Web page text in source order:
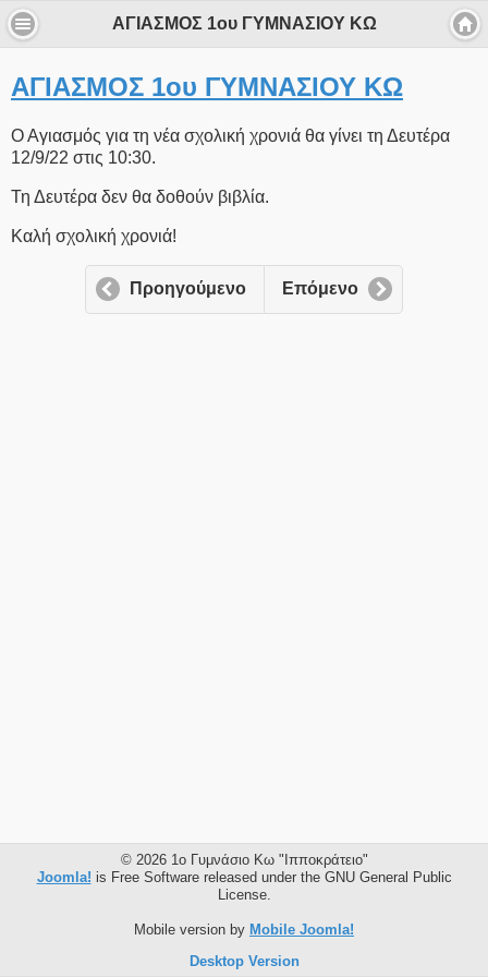
ΑΓΙΑΣΜΟΣ 1ου ΓΥΜΝΑΣΙΟΥ ΚΩ
ΑΓΙΑΣΜΟΣ 1ου ΓΥΜΝΑΣΙΟΥ ΚΩ
Ο Αγιασμός για τη νέα σχολική χρονιά θα γίνει τη Δευτέρα
12/9/22 στις 10:30.
Τη Δευτέρα δεν θα δοθούν βιβλία.
Καλή σχολική χρονιά!
Προηγούμενο Επόμενο
© 2026 1ο Γυμνάσιο Κω "Ιπποκράτειο"
Joomla! is Free Software released under the GNU General Public
License.
Mobile version by Mobile Joomla!
Desktop Version